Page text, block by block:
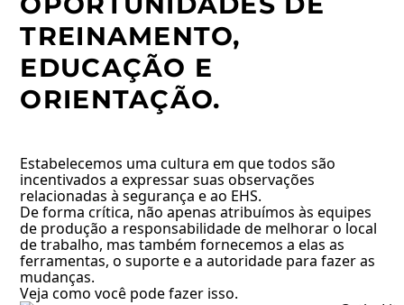
TREINAMENTO,
EDUCAÇÃO E
ORIENTAÇÃO.
Estabelecemos uma cultura em que todos são
incentivados a expressar suas observações
relacionadas à segurança e ao EHS.
De forma crítica, não apenas atribuímos às equipes
de produção a responsabilidade de melhorar o local
de trabalho, mas também fornecemos a elas as
ferramentas, o suporte e a autoridade para fazer as
mudanças.
Veja como você pode fazer isso.